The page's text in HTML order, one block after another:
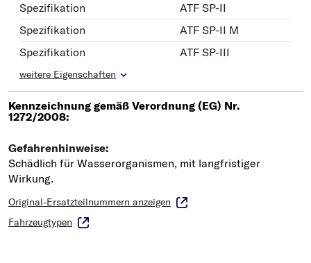
Spezifikation
ATF SP-II
Spezifikation
ATF SP-II M
Spezifikation
ATF SP-III
weitere Eigenschaften
Original-Ersatzteilnummern anzeigen
Fahrzeugtypen